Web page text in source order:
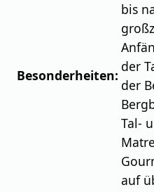
Besonderheiten:
bis
der
der
Tal-
auf